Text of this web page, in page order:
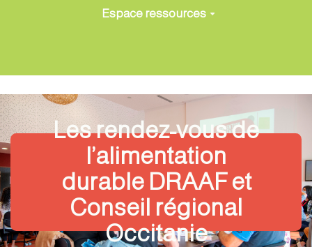
Espace ressources
Les rendez-vous de
l’alimentation
durable DRAAF et
Conseil régional
Occitanie